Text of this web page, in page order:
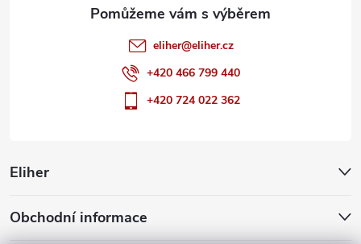
Eliher
Obchodní informace
eliher@eliher.cz
+420 466 799 440
+420 724 022 362